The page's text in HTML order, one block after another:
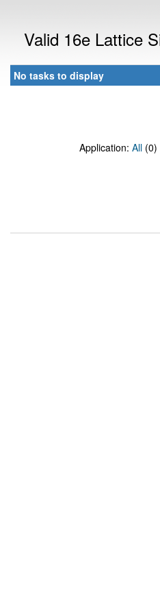
Valid 16e Lattice
No tasks to display
Application: All (0)